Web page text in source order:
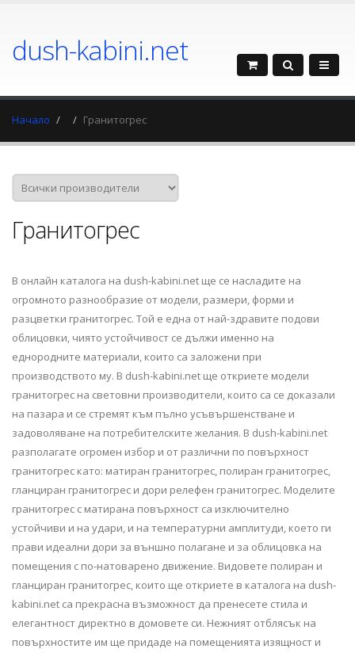
dush-kabini.net
Начало Гранитогрес
Гранитогрес
В онлайн каталога на dush-kabini.net ще се насладите на
огромното разнообразие от модели, размери, форми и
разцветки гранитогрес. Той е една от най-здравите подови
облицовки, чиято устойчивост се дължи именно на
еднородните материали, които са заложени при
производството му. В dush-kabini.net ще откриете модели
гранитогрес на световни производители, които са се доказали
на пазара и се стремят към пълно усъвършенстване и
задоволяване на потребителските желания. В dush-kabini.net
разполагате огромен избор и от различни по повърхност
гранитогрес като: матиран гранитогрес, полиран гранитогрес,
гланциран гранитогрес и дори релефен гранитогрес. Моделите
гранитогрес с матирана повърхност са изключително
устойчиви и на удари, и на температурни амплитуди, което ги
прави идеални дори за външно полагане и за облицовка на
помещения с по-натоварено движение. Видовете полиран и
гланциран гранитогрес, които ще откриете в каталога на dush-
kabini.net са прекрасна възможност да пренесете стила и
елегантност директно в домовете си. Нежният отблясък на
повърхностите им ще придаде на помещенията изящност и